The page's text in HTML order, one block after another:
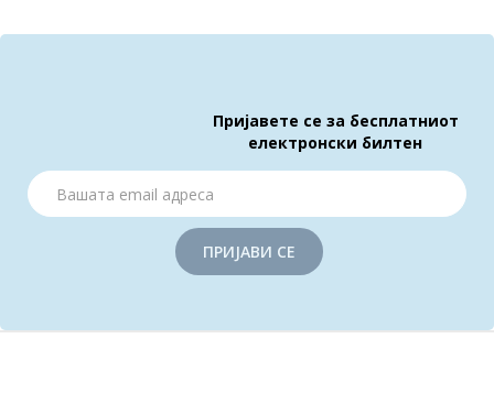
Пријавете се за бесплатниот
електронски билтен
ПРИЈАВИ СЕ